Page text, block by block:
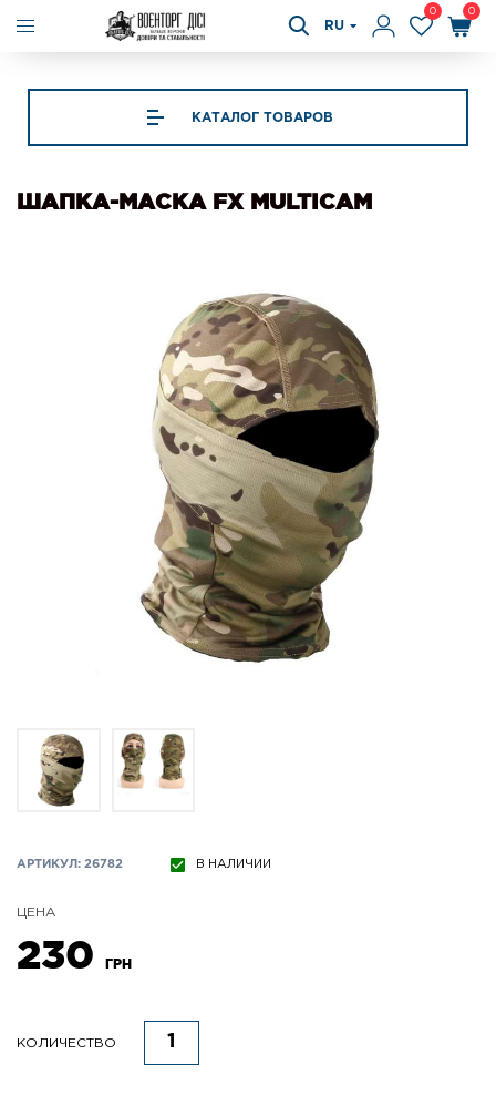
RU
0 0
КАТАЛОГ ТОВАРОВ
ШАПКА-МАСКА FX MULTICAM
АРТИКУЛ: 26782 В НАЛИЧИИ
ЦЕНА
230 ГРН
КОЛИЧЕСТВО